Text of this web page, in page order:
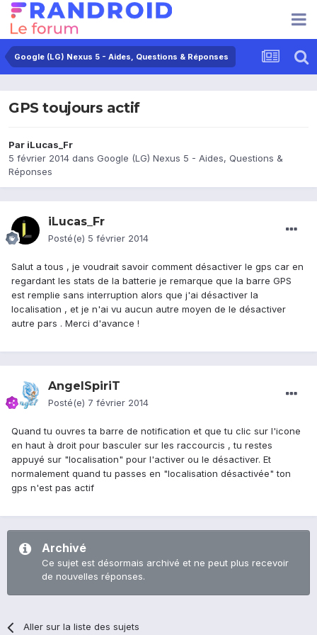
Google (LG) Nexus 5 - Aides, Questions & Réponses
GPS toujours actif
Par iLucas_Fr
5 février 2014 dans Google (LG) Nexus 5 - Aides, Questions &
Réponses
iLucas_Fr
Posté(e) 5 février 2014
Salut a tous , je voudrait savoir comment désactiver le gps car en
regardant les stats de la batterie je remarque que la barre GPS
est remplie sans interruption alors que j'ai désactiver la
localisation , et je n'ai vu aucun autre moyen de le désactiver
autre pars . Merci d'avance !
AngelSpiriT
Posté(e) 7 février 2014
Quand tu ouvres ta barre de notification et que tu clic sur l'icone
en haut à droit pour basculer sur les raccourcis , tu restes
appuyé sur "localisation" pour l'activer ou le désactiver. Et
normalement quand tu passes en "localisation désactivée" ton
gps n'est pas actif
Archivé
Ce sujet est désormais archivé et ne peut plus recevoir
de nouvelles réponses.
Aller sur la liste des sujets